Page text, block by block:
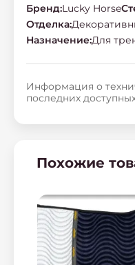
Бренд:Lucky Horse
Отделка:
Назначение:Для
Информация о
последних
Похожие